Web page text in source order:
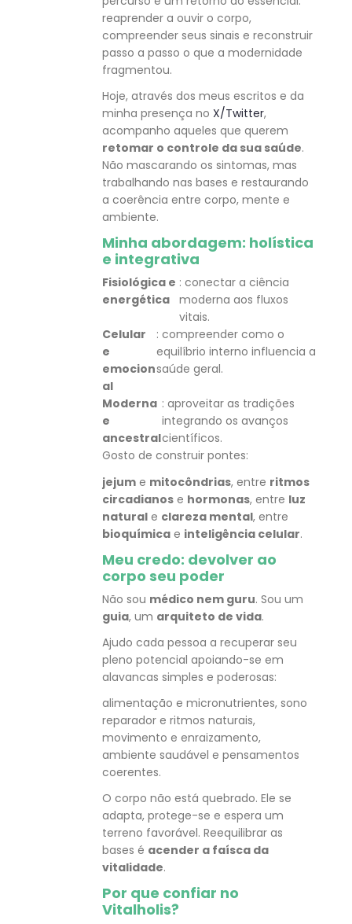
reaprender a ouvir o corpo,
compreender seus sinais e reconstruir
passo a passo o que a modernidade
fragmentou.
Hoje, através dos meus escritos e da
minha presença no X/Twitter,
acompanho aqueles que querem
retomar o controle da sua saúde.
Não mascarando os sintomas, mas
trabalhando nas bases e restaurando
a coerência entre corpo, mente e
ambiente.
Minha abordagem: holística
e integrativa
Fisiológica e
energética
: conectar a ciência
moderna aos fluxos
vitais.
Celular
e
emocion
al
: compreender como o
equilíbrio interno influencia a
saúde geral.
Moderna
e
ancestral
: aproveitar as tradições
integrando os avanços
científicos.
Gosto de construir pontes:
jejum e mitocôndrias, entre ritmos
circadianos e hormonas, entre luz
natural e clareza mental, entre
bioquímica e inteligência celular.
Meu credo: devolver ao
corpo seu poder
Não sou médico nem guru. Sou um
guia, um arquiteto de vida.
Ajudo cada pessoa a recuperar seu
pleno potencial apoiando-se em
alavancas simples e poderosas:
alimentação e micronutrientes, sono
reparador e ritmos naturais,
movimento e enraizamento,
ambiente saudável e pensamentos
coerentes.
O corpo não está quebrado. Ele se
adapta, protege-se e espera um
terreno favorável. Reequilibrar as
bases é acender a faísca da
vitalidade.
Por que confiar no
Vitalholis?